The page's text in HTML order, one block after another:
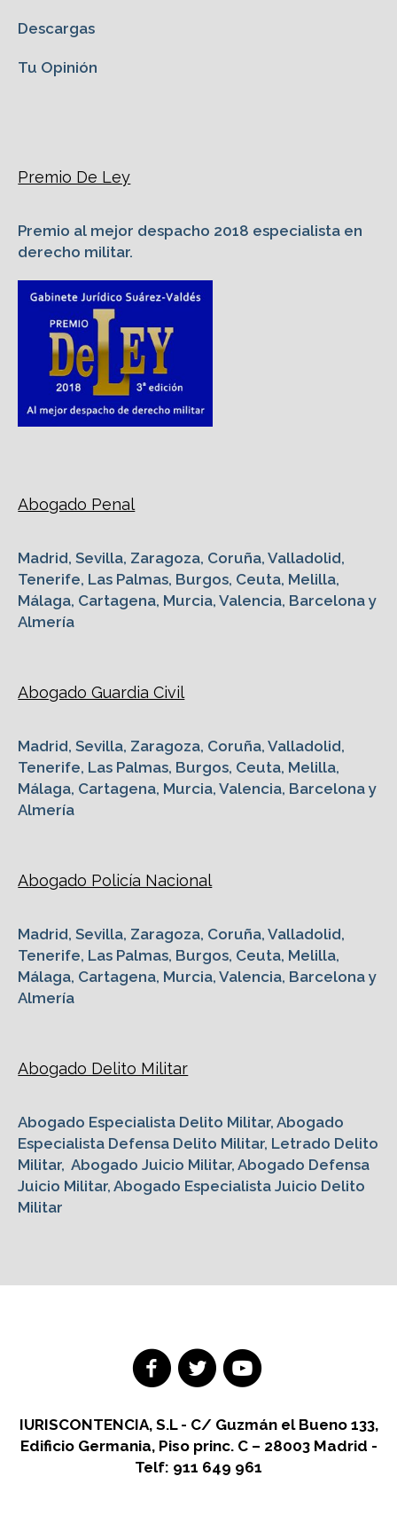
Descargas
Tu Opinión
Premio De Ley
Premio al mejor despacho 2018 especialista en
derecho militar.
Abogado Penal
Madrid, Sevilla, Zaragoza, Coruña, Valladolid,
Tenerife, Las Palmas, Burgos, Ceuta, Melilla,
Málaga, Cartagena, Murcia, Valencia, Barcelona y
Almería
Abogado Guardia Civil
Madrid, Sevilla, Zaragoza, Coruña, Valladolid,
Tenerife, Las Palmas, Burgos, Ceuta, Melilla,
Málaga, Cartagena, Murcia, Valencia, Barcelona y
Almería
Abogado Policía Nacional
Madrid, Sevilla, Zaragoza, Coruña, Valladolid,
Tenerife, Las Palmas, Burgos, Ceuta, Melilla,
Málaga, Cartagena, Murcia, Valencia, Barcelona y
Almería
Abogado Delito Militar
Abogado Especialista Delito Militar, Abogado
Especialista Defensa Delito Militar, Letrado Delito
Militar, Abogado Juicio Militar, Abogado Defensa
Juicio Militar, Abogado Especialista Juicio Delito
Militar
IURISCONTENCIA, S.L - C/ Guzmán el Bueno 133,
Edificio Germania, Piso princ. C – 28003 Madrid -
Telf: 911 649 961